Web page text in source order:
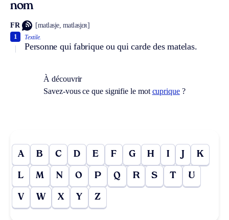
nom
FR [matlasje, matlasjɛʀ]
Textile.
Personne qui fabrique ou qui carde des matelas.
1
À découvrir
Savez-vous ce que signifie le mot cuprique?
A B C D E F G H I J K
L M N O P Q R S T U
V W X Y Z